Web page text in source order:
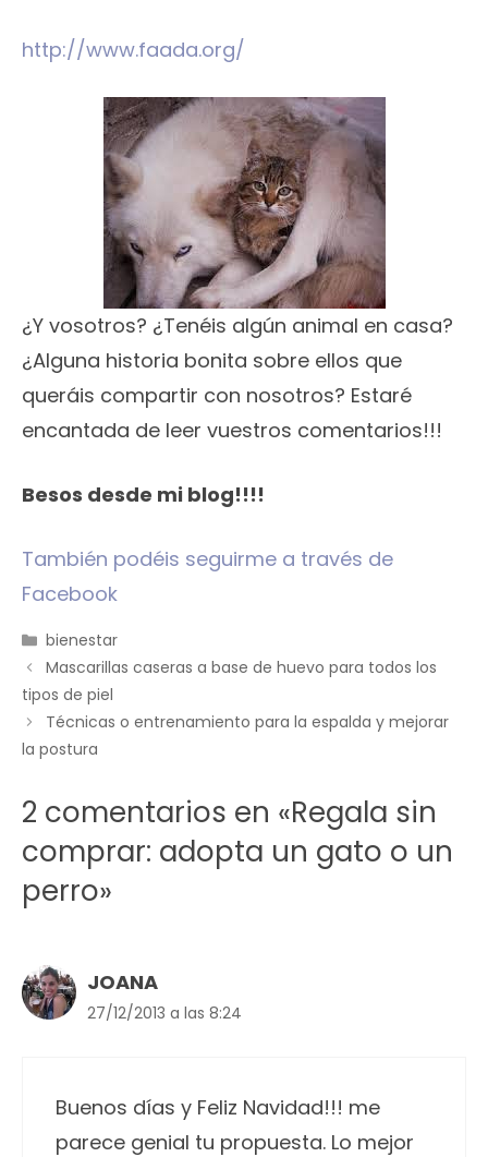
http://www.faada.org/
¿Y vosotros? ¿Tenéis algún animal en casa?
¿Alguna historia bonita sobre ellos que
queráis compartir con nosotros? Estaré
encantada de leer vuestros comentarios!!!
Besos desde mi blog!!!!
También podéis seguirme a través de
Facebook
Categorías
bienestar
Mascarillas caseras a base de huevo para todos los
tipos de piel
Técnicas o entrenamiento para la espalda y mejorar
la postura
2 comentarios en «Regala sin
comprar: adopta un gato o un
perro»
JOANA
27/12/2013 a las 8:24
Buenos días y Feliz Navidad!!! me
parece genial tu propuesta. Lo mejor